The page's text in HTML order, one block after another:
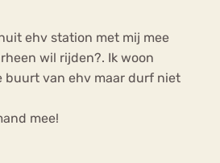
ehv station met mij mee
wil rijden?. Ik woon
buurt van ehv maar durf niet
mee!